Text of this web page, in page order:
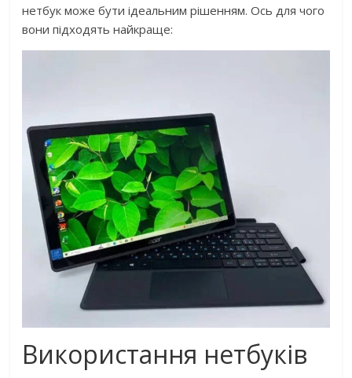
нетбук може бути ідеальним рішенням. Ось для чого
вони підходять найкраще:
Використання нетбуків